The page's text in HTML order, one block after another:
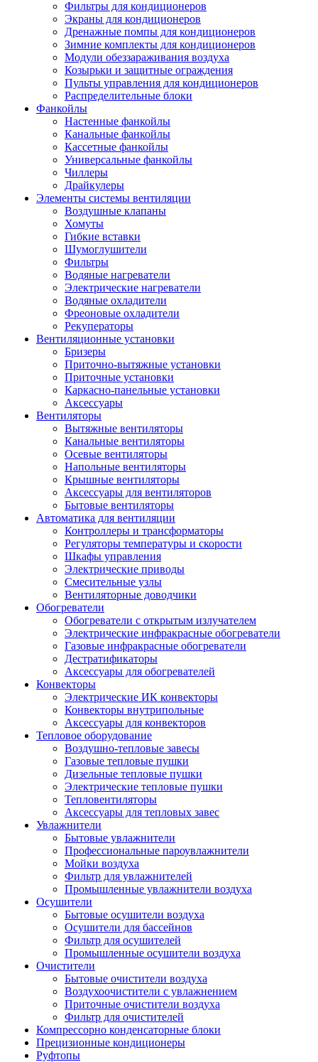
Фильтры для кондиционеров
Экраны для кондиционеров
Дренажные помпы для кондиционеров
Зимние комплекты для кондиционеров
Модули обеззараживания воздуха
Козырьки и защитные ограждения
Пульты управления для кондиционеров
Распределительные блоки
Фанкойлы
Настенные фанкойлы
Канальные фанкойлы
Кассетные фанкойлы
Универсальные фанкойлы
Чиллеры
Драйкулеры
Элементы системы вентиляции
Воздушные клапаны
Хомуты
Гибкие вставки
Шумоглушители
Фильтры
Водяные нагреватели
Электрические нагреватели
Водяные охладители
Фреоновые охладители
Рекуператоры
Вентиляционные установки
Бризеры
Приточно-вытяжные установки
Приточные установки
Каркасно-панельные установки
Аксессуары
Вентиляторы
Вытяжные вентиляторы
Канальные вентиляторы
Осевые вентиляторы
Напольные вентиляторы
Крышные вентиляторы
Аксессуары для вентиляторов
Бытовые вентиляторы
Автоматика для вентиляции
Контроллеры и трансформаторы
Регуляторы температуры и скорости
Шкафы управления
Электрические приводы
Смесительные узлы
Вентиляторные доводчики
Обогреватели
Обогреватели с открытым излучателем
Электрические инфракрасные обогреватели
Газовые инфракрасные обогреватели
Дестратификаторы
Аксессуары для обогревателей
Конвекторы
Электрические ИК конвекторы
Конвекторы внутрипольные
Аксессуары для конвекторов
Тепловое оборудование
Воздушно-тепловые завесы
Газовые тепловые пушки
Дизельные тепловые пушки
Электрические тепловые пушки
Тепловентиляторы
Аксессуары для тепловых завес
Увлажнители
Бытовые увлажнители
Профессиональные пароувлажнители
Мойки воздуха
Фильтр для увлажнителей
Промышленные увлажнители воздуха
Осушители
Бытовые осушители воздуха
Осушители для бассейнов
Фильтр для осушителей
Промышленные осушители воздуха
Очистители
Бытовые очистители воздуха
Воздухоочистители с увлажнением
Приточные очистители воздуха
Фильтр для очистителей
Компрессорно конденсаторные блоки
Прецизионные кондиционеры
Руфтопы